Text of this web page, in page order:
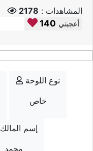
المشاهدات : 2178
140 أعجبني
نوع اللوحة
خاص
إسم المالك
محمد